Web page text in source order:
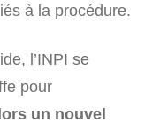
à la procédure.
l’INPI se
pour
un nouvel